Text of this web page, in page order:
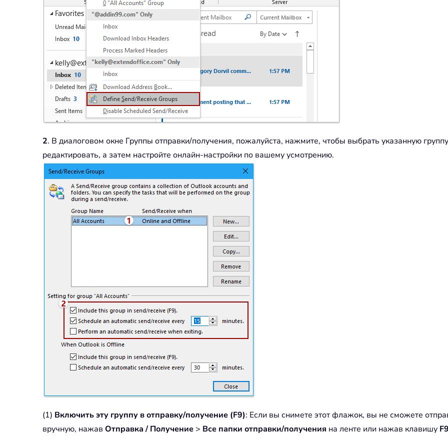
2. В диалоговом окне Группы отправки/получения, пожалуйста, нажмите, чтобы выбрать указанную
редактировать, а затем настройте онлайн-настройки по вашему усмотрению.
(1) Включить эту группу в отправку/получение (F9): Если вы снимете этот флажок, вы не сможете
вручную, нажав Отправка / Получение > Все папки отправки/получения на ленте или нажав клавишу